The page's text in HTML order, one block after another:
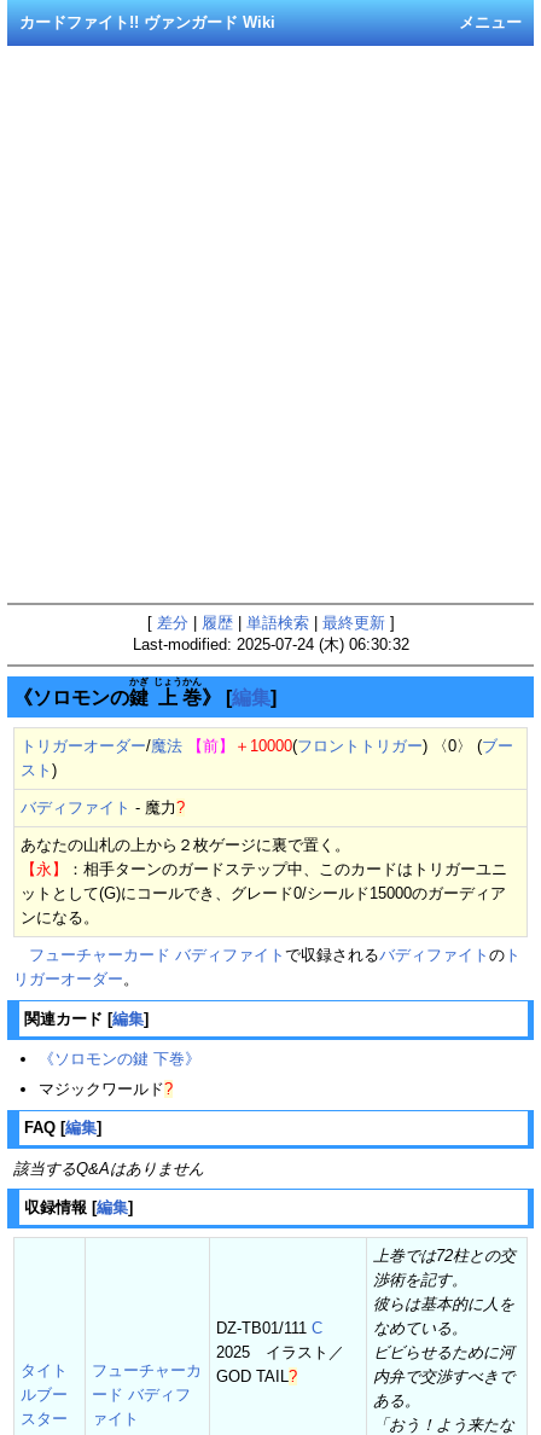
メニュー
カードファイト!! ヴァンガード Wiki
[ 差分 履歴| 単語検索| 最終更新]
Last-modified: 2025-07-24 (木) 06:30:32
《ソロモンの鍵
かぎ
上
じょう
巻
かん
》 [編集]
トリガーオーダー/魔法 【前】 ＋10000(フロントトリガー) 〈0〉 (ブー
スト )
バディファイト - 魔力?
あなたの山札の上から２枚ゲージに裏で置く。
【永】
：相手ターンのガードステップ中、このカードはトリガーユニ
ットとして(G)にコールでき、グレード0/シールド15000のガーディア
ンになる。
フューチャーカード バディファイト で収録されるバディファイト の ト
リガーオーダー。
関連カード [編集]
《ソロモンの鍵 下巻》
マジックワールド?
FAQ [編集]
該当するQ&Aはありません
収録情報 [編集]
タイト
ルブー
スター
フューチャーカ
ード バディフ
ァイト
DZ-TB01/111 C
2025 イラスト／
GOD TAIL ?
上巻では72柱との交
渉術を記す。
彼らは基本的に人を
なめている。
ビビらせるために河
内弁で交渉すべきで
ある。
「おう！よう来たな